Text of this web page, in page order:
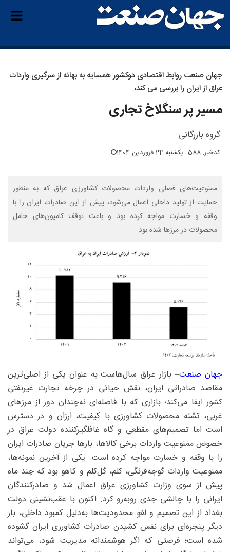
جهان صنعت روابط اقتصادی دوکشور همسایه به بهانه از سرگیری واردات
عراق از ایران را بررسی می کند،
مسیر پر سنگلاخ تجاری
گروه بازرگانی
کدخبر: 588 یکشنبه 24 فروردین 1404
ممنوعیت‌های فصلی واردات محصولات کشاورزی عراق که به منظور
حمایت از تولید داخلی اعمال می‌شود، پیش از این صادرات ایران را با
وقفه و خسارت مواجه کرده بود و باعث توقف کامیون‌های حامل
محصولات در مرزها شده بود.
جهان صنعت– بازار عراق سال‌هاست به‌ عنوان یکی از اصلی‌ترین
مقاصد صادراتی ایران، نقش حیاتی در چرخه‌ تجارت غیرنفتی
کشور ایفا می‌کند؛ بازاری که با فاصله‌ای نه‌چندان دور از مرزهای
غربی، تشنه‌ محصولات کشاورزی با کیفیت، ارزان و در دسترس
است اما تصمیم‌های مقطعی و گاه غافلگیرکننده‌ دولت عراق در
خصوص ممنوعیت واردات برخی کالاها، بارها جریان صادرات ایران
را با وقفه و خسارت مواجه کرده است. یکی از آخرین نمونه‌ها،
ممنوعیت واردات گوجه‌فرنگی، کلم، گل‌کلم و کاهو بود که چند ماه
پیش از سوی وزارت کشاورزی عراق اعمال شد و صادرکنندگان
ایرانی را با چالشی جدی روبه‌رو کرد. اکنون با عقب‌نشینی دولت
بغداد از این تصمیم و لغو محدودیت‌ها به‌دلیل کمبود داخلی، بار
دیگر پنجره‌ای برای نفس کشیدن صادرات کشاورزی ایران گشوده
شده است؛ فرصتی که اگر هوشمندانه مدیریت شود، می‌تواند